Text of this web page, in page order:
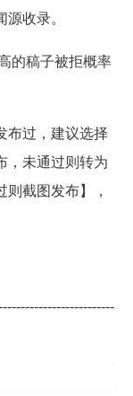
收录。
的稿子被拒概率
布过，建议选择
，未通过则转为
截图发布】，